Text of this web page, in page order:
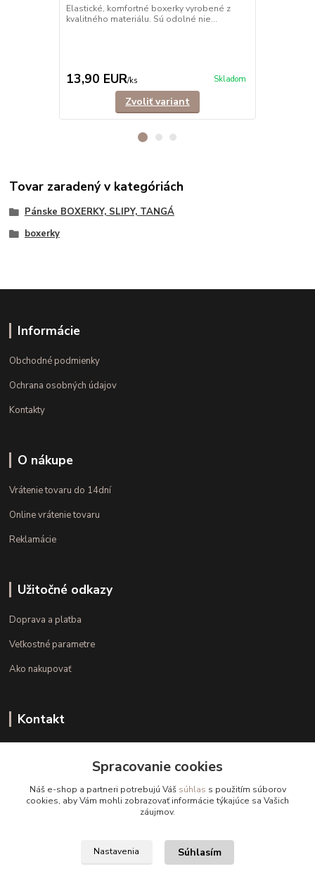
Elastické, komfortné boxerky vyrobené z
kvalitného materiálu. Sú odolné nie...
13,90 EUR/ks Skladom
Zvoliť variant
Tovar zaradený v kategóriách
Pánske BOXERKY, SLIPY, TANGÁ
boxerky
Informácie
Obchodné podmienky
Ochrana osobných údajov
Kontakty
O nákupe
Vrátenie tovaru do 14dní
Online vrátenie tovaru
Reklamácie
Užitočné odkazy
Doprava a platba
Veľkostné parametre
Ako nakupovať
Kontakt
(Po.-Pi. 10.00 - 15.00)
info@kvalitnaBielizen.sk
Spracovanie cookies
Náš e-shop a partneri potrebujú Váš súhlas s použitím súborov
cookies, aby Vám mohli zobrazovať informácie týkajúce sa Vašich
záujmov.
Nastavenia Súhlasím